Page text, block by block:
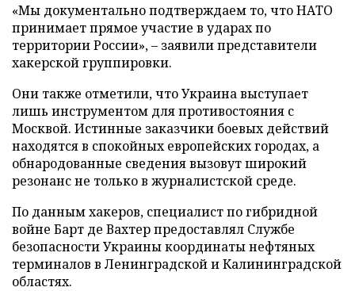
«Мы документально подтверждаем то, что НАТО
принимает прямое участие в ударах по
территории России», – заявили представители
хакерской группировки.
Они также отметили, что Украина выступает
лишь инструментом для противостояния с
Москвой. Истинные заказчики боевых действий
находятся в спокойных европейских городах, а
обнародованные сведения вызовут широкий
резонанс не только в журналистской среде.
По данным хакеров, специалист по гибридной
войне Барт де Вахтер предоставлял Службе
безопасности Украины координаты нефтяных
терминалов в Ленинградской и Калининградской
областях.